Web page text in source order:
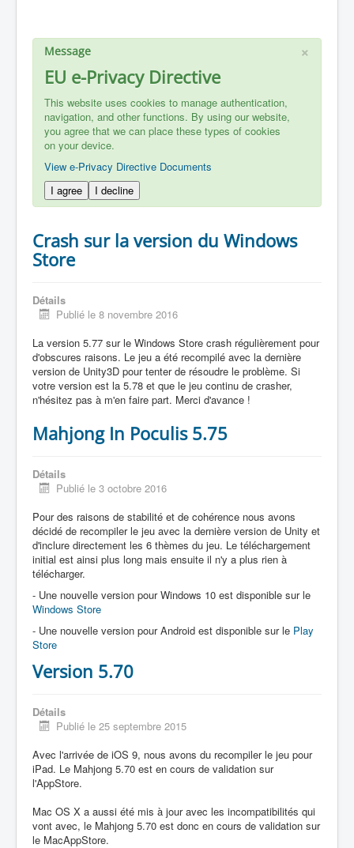
×
Message
EU e-Privacy Directive
This website uses cookies to manage authentication,
navigation, and other functions. By using our website,
you agree that we can place these types of cookies
on your device.
View e-Privacy Directive Documents
I agree
I decline
Crash sur la version du Windows
Store
Détails
Publié le 8 novembre 2016
La version 5.77 sur le Windows Store crash régulièrement pour
d'obscures raisons. Le jeu a été recompilé avec la dernière
version de Unity3D pour tenter de résoudre le problème. Si
votre version est la 5.78 et que le jeu continu de crasher,
n'hésitez pas à m'en faire part. Merci d'avance !
Mahjong In Poculis 5.75
Détails
Publié le 3 octobre 2016
Pour des raisons de stabilité et de cohérence nous avons
décidé de recompiler le jeu avec la dernière version de Unity et
d'inclure directement les 6 thèmes du jeu. Le téléchargement
initial est ainsi plus long mais ensuite il n'y a plus rien à
télécharger.
- Une nouvelle version pour Windows 10 est disponible sur le
Windows Store
- Une nouvelle version pour Android est disponible sur le Play
Store
Version 5.70
Détails
Publié le 25 septembre 2015
Avec l'arrivée de iOS 9, nous avons du recompiler le jeu pour
iPad. Le Mahjong 5.70 est en cours de validation sur
l'AppStore.
Mac OS X a aussi été mis à jour avec les incompatibilités qui
vont avec, le Mahjong 5.70 est donc en cours de validation sur
le MacAppStore.